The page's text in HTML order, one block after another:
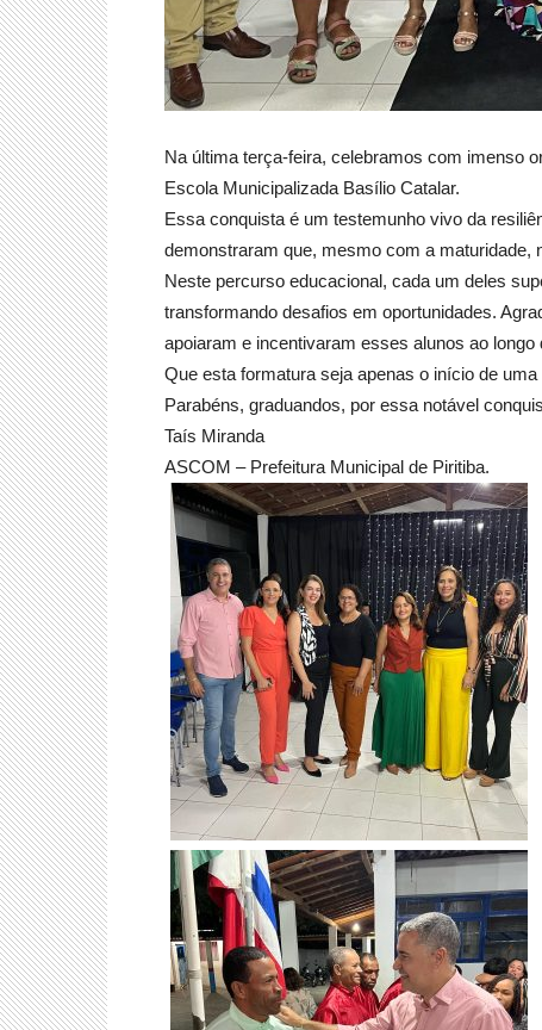
Na última terça-feira, celebramos com imenso
Escola Municipalizada Basílio Catalar.
Essa conquista é um testemunho vivo da
demonstraram que, mesmo com a maturidade,
Neste percurso educacional, cada um deles
transformando desafios em oportunidades.
apoiaram e incentivaram esses alunos ao longo
Que esta formatura seja apenas o início de
Parabéns, graduandos, por essa notável
Taís Miranda
ASCOM – Prefeitura Municipal de Piritiba.